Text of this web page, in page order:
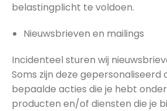
belastingplicht te voldoen.
Nieuwsbrieven en mailings
Incidenteel sturen wij
Soms zijn deze gepersonaliseerd
bepaalde acties die je hebt
producten en/of diensten die je